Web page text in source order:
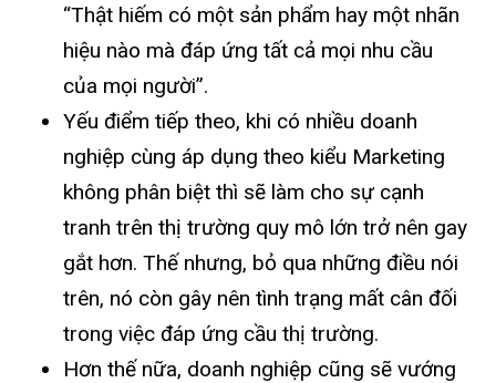
“Thật hiếm có một sản phẩm hay một nhãn
hiệu nào mà đáp ứng tất cả mọi nhu cầu
của mọi người”.
Yếu điểm tiếp theo, khi có nhiều doanh
nghiệp cùng áp dụng theo kiểu Marketing
không phân biệt thì sẽ làm cho sự cạnh
tranh trên thị trường quy mô lớn trở nên gay
gắt hơn. Thế nhưng, bỏ qua những điều nói
trên, nó còn gây nên tình trạng mất cân đối
trong việc đáp ứng cầu thị trường.
Hơn thế nữa, doanh nghiệp cũng sẽ vướng